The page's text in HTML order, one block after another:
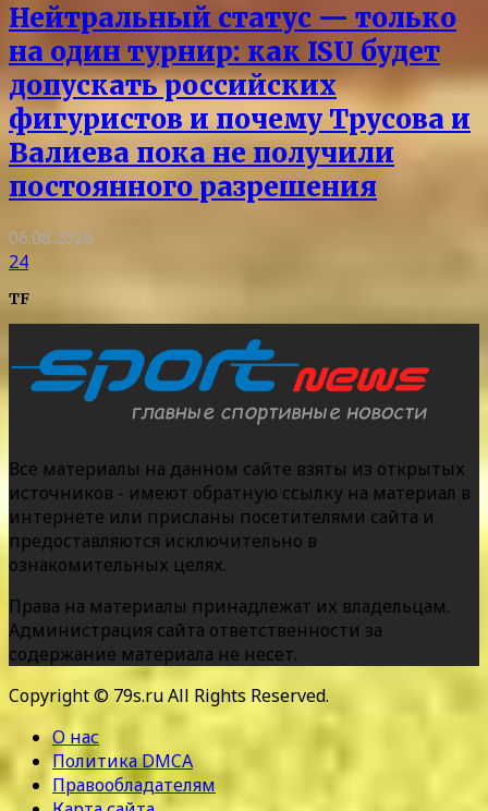
Нейтральный статус — только
на один турнир: как ISU будет
допускать российских
фигуристов и почему Трусова и
Валиева пока не получили
постоянного разрешения
06.08.2026
24
TF
Все материалы на данном сайте взяты из открытых
источников - имеют обратную ссылку на материал в
интернете или присланы посетителями сайта и
предоставляются исключительно в
ознакомительных целях.
Права на материалы принадлежат их владельцам.
Администрация сайта ответственности за
содержание материала не несет.
Copyright © 79s.ru All Rights Reserved.
О нас
Политика DMCA
Правообладателям